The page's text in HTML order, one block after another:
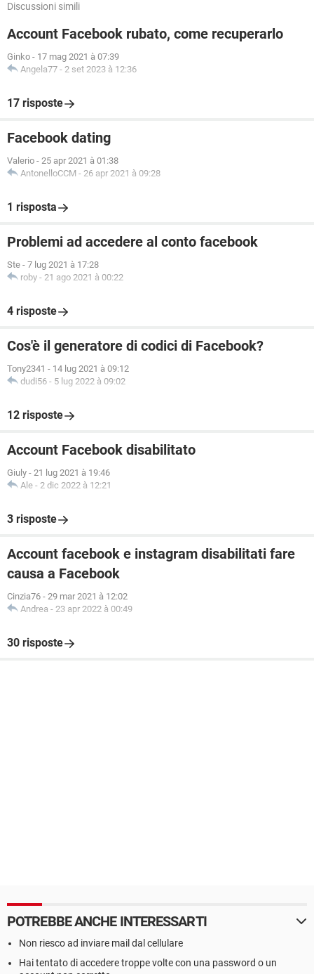
Discussioni simili
Account Facebook rubato, come recuperarlo
Ginko - 17 mag 2021 à 07:39
Angela77 - 2 set 2023 à 12:36
17 risposte
Facebook dating
Valerio - 25 apr 2021 à 01:38
AntonelloCCM - 26 apr 2021 à 09:28
1 risposta
Problemi ad accedere al conto facebook
Ste - 7 lug 2021 à 17:28
roby - 21 ago 2021 à 00:22
4 risposte
Cos'è il generatore di codici di Facebook?
Tony2341 - 14 lug 2021 à 09:12
dudi56 - 5 lug 2022 à 09:02
12 risposte
Account Facebook disabilitato
Giuly - 21 lug 2021 à 19:46
Ale - 2 dic 2022 à 12:21
3 risposte
Account facebook e instagram disabilitati fare
causa a Facebook
Cinzia76 - 29 mar 2021 à 12:02
Andrea - 23 apr 2022 à 00:49
30 risposte
POTREBBE ANCHE INTERESSARTI
Non riesco ad inviare mail dal cellulare
Hai tentato di accedere troppe volte con una password o un